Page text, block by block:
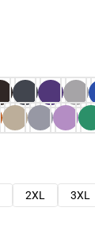
2XL 3XL